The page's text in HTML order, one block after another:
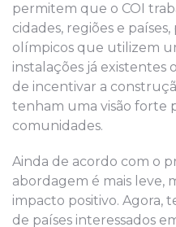
permitem que o COI
cidades, regiões e
olímpicos que utilizem
instalações já existentes
de incentivar a
tenham uma visão forte
comunidades.
Ainda de acordo com o
abordagem é mais leve,
impacto positivo. Agora,
de países interessados